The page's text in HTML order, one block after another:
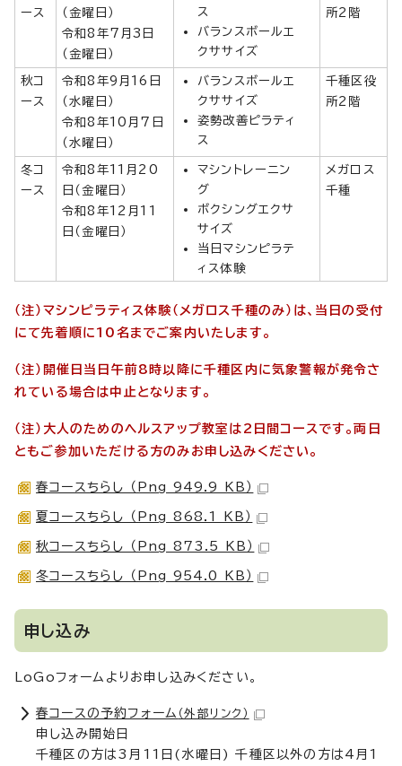
ース
（金曜日）
令和8年7月3日
（金曜日）
ス
バランスボールエ
クササイズ
所2階
秋コ
ース
令和8年9月16日
（水曜日）
令和8年10月7日
（水曜日）
バランスボールエ
クササイズ
姿勢改善ピラティ
ス
千種区役
所2階
冬コ
ース
令和8年11月20
日（金曜日）
令和8年12月11
日（金曜日）
マシントレーニン
グ
ボクシングエクサ
サイズ
当日マシンピラテ
ィス体験
メガロス
千種
（注）マシンピラティス体験（メガロス千種のみ）は、当日の受付
にて先着順に10名までご案内いたします。
（注）開催日当日午前8時以降に千種区内に気象警報が発令さ
れている場合は中止となります。
（注）大人のためのヘルスアップ教室は2日間コースです。両日
ともご参加いただける方のみお申し込みください。
春コースちらし （Png 949.9 KB）
夏コースちらし （Png 868.1 KB）
秋コースちらし （Png 873.5 KB）
冬コースちらし （Png 954.0 KB）
申し込み
LoGoフォームよりお申し込みください。
春コースの予約フォーム （外部リンク）
申し込み開始日
千種区の方は3月11日(水曜日) 千種区以外の方は4月1